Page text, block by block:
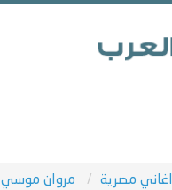
اغاني مصرية مروان موسي